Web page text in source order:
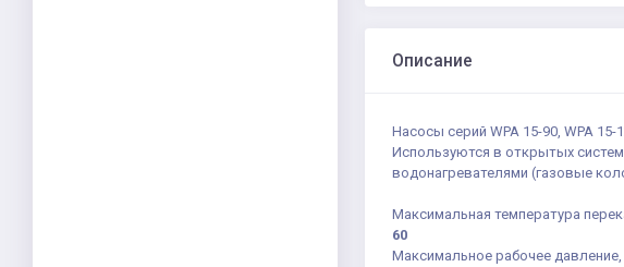
Описание
Насосы серий WPA 15-90, WPA
Используются в открытых
водонагревателями (газовые
Максимальная температура
60
Максимальное рабочее давление,